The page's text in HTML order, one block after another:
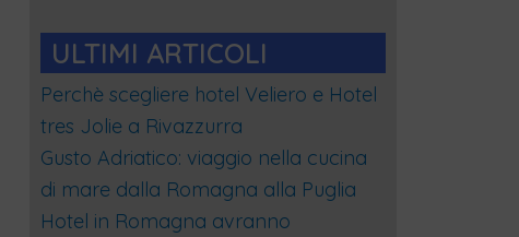
ULTIMI ARTICOLI
Perchè scegliere hotel Veliero e Hotel
tres Jolie a Rivazzurra
Gusto Adriatico: viaggio nella cucina
di mare dalla Romagna alla Puglia
Hotel in Romagna avranno